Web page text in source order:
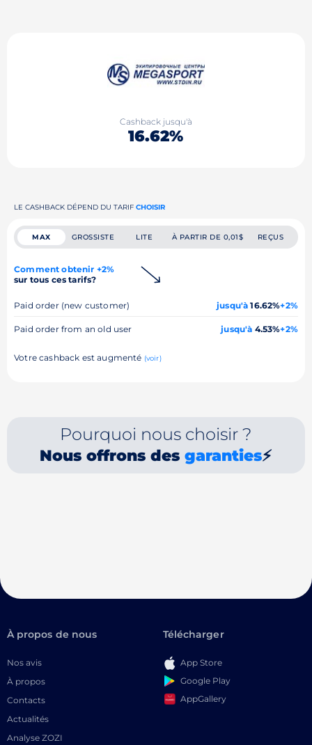
Cashback jusqu'à
16.62%
LE CASHBACK DÉPEND DU TARIF CHOISIR
MAX GROSSISTE LITE À PARTIR DE 0,01$ REÇUS
Comment obtenir +2%
sur tous ces tarifs?
Paid order (new customer) jusqu'à 16.62%+2%
Paid order from an old user jusqu'à 4.53%+2%
Votre cashback est augmenté (voir)
Pourquoi nous choisir ?
Nous offrons desgaranties⚡
À propos de nous
Nos avis
À propos
Contacts
Actualités
Analyse ZOZI
Télécharger
App Store
Google Play
AppGallery